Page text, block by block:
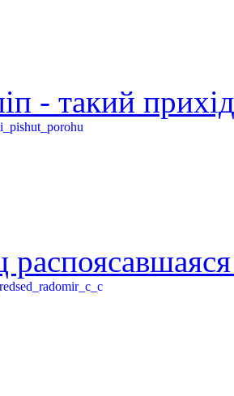
- такий